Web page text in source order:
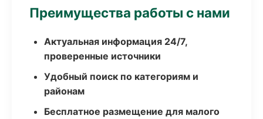
Преимущества работы с нами
Актуальная информация 24/7,
проверенные источники
Удобный поиск по категориям и
районам
Бесплатное размещение для малого